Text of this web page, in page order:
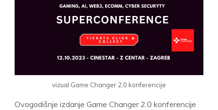
vizual Game Changer 2.0 konferencije
Ovogodišnje izdanje Game Changer 2.0 konferencije